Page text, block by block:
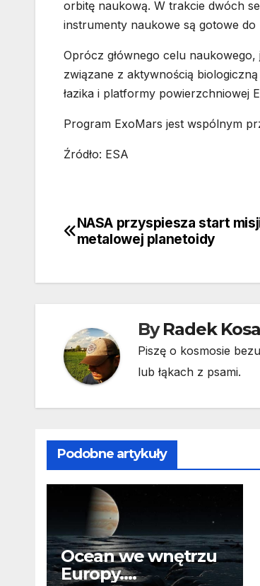
orbitę naukową. W trakcie dwóch
instrumenty naukowe są gotowe do
Oprócz głównego celu
związane z aktywnością
łazika i platformy powierzchniowej
Program ExoMars jest wspólnym
Źródło: ESA
Nawigacja
NASA przyspiesza start
metalowej planetoidy
ByRadek
Piszę o kosmosie
lub łąkach z psami.
Podobne artykuły
Ocean we wnętrzu
Europy.